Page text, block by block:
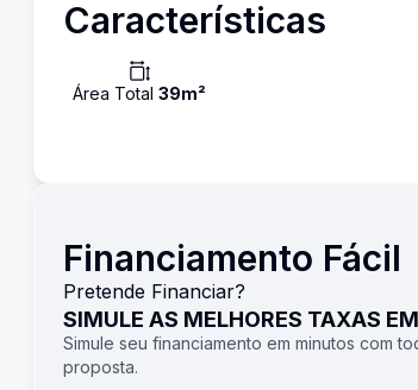
Características
Área Total 39m²
Financiamento Fácil
Pretende Financiar?
SIMULE AS MELHORES TAXAS
Simule seu financiamento em minutos com
proposta.